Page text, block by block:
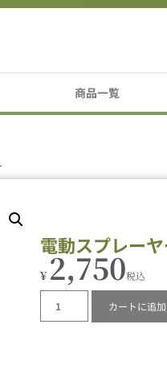
商品一覧
電動スプレー
¥2,750
カートに追加